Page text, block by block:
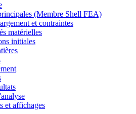
(Membre Shell FEA)
et contraintes
matérielles
initiales
et affichages